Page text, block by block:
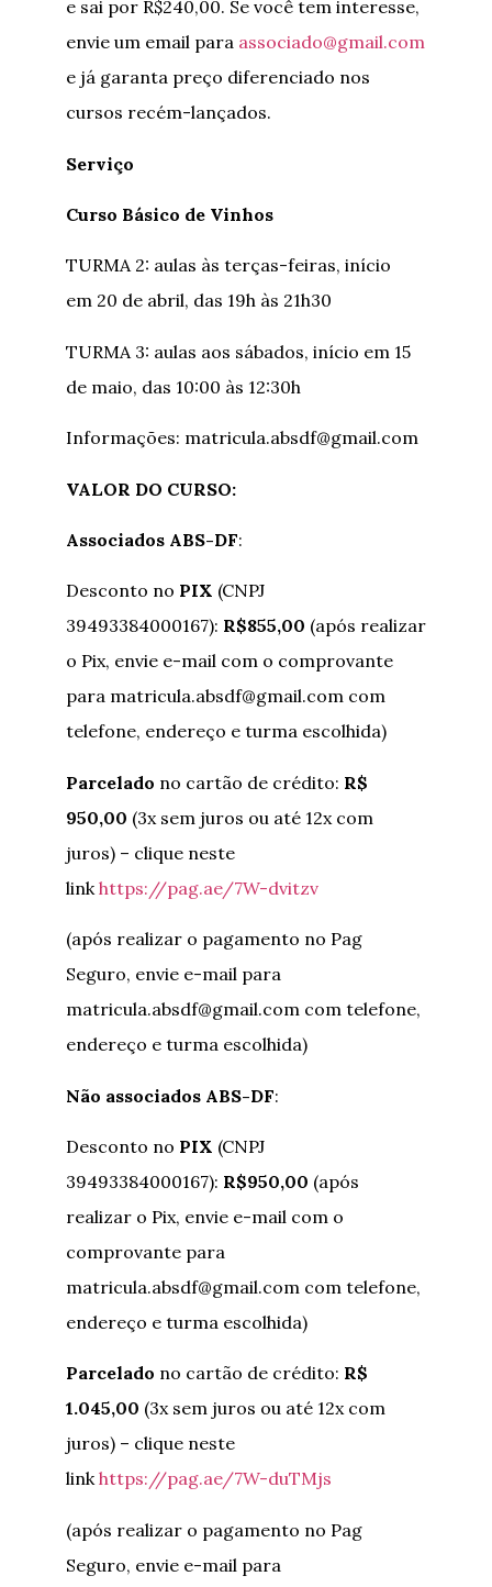
e sai por R$240,00. Se você tem interesse,
envie um email para associado@gmail.com
e já garanta preço diferenciado nos
cursos recém-lançados.
Serviço
Curso Básico de Vinhos
TURMA 2: aulas às terças-feiras, início
em 20 de abril, das 19h às 21h30
TURMA 3: aulas aos sábados, início em 15
de maio, das 10:00 às 12:30h
Informações: matricula.absdf@gmail.com
VALOR DO CURSO:
Associados ABS-DF:
Desconto no PIX (CNPJ
39493384000167): R$855,00 (após realizar
o Pix, envie e-mail com o comprovante
para matricula.absdf@gmail.com com
telefone, endereço e turma escolhida)
Parcelado no cartão de crédito: R$
950,00 (3x sem juros ou até 12x com
juros) – clique neste
link https://pag.ae/7W-dvitzv
(após realizar o pagamento no Pag
Seguro, envie e-mail para
matricula.absdf@gmail.com com telefone,
endereço e turma escolhida)
Não associados ABS-DF:
Desconto no PIX (CNPJ
39493384000167): R$950,00 (após
realizar o Pix, envie e-mail com o
comprovante para
matricula.absdf@gmail.com com telefone,
endereço e turma escolhida)
Parcelado no cartão de crédito: R$
1.045,00 (3x sem juros ou até 12x com
juros) – clique neste
linkhttps://pag.ae/7W-duTMjs
(após realizar o pagamento no Pag
Seguro, envie e-mail para